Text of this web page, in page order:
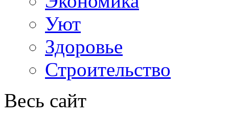
Уют
Здоровье
Строительство
Весь сайт